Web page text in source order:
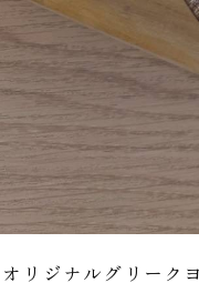
オリジナルグリーク